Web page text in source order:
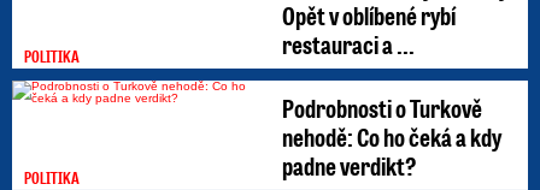
POLITIKA
Opět v oblíbené rybí
restauraci a ...
POLITIKA
Podrobnosti o Turkově
nehodě: Co ho čeká a kdy
padne verdikt?